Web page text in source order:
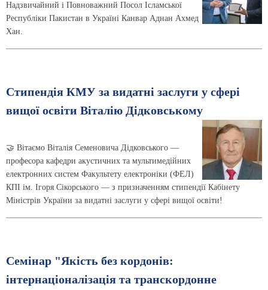
Надзвичайний і Повноважний Посол Ісламської
Республіки Пакистан в Україні Канвар Аднан Ахмед
Хан.
Стипендія КМУ за видатні заслуги у сфері
вищої освіти Віталію Дідковському
🤝 Вітаємо Віталія Семеновича Дідковського —
професора кафедри акустичних та мультимедійних
електронних систем Факультету електроніки (ФЕЛ)
КПІ ім. Ігоря Сікорського — з призначенням стипендії Кабінету
Міністрів України за видатні заслуги у сфері вищої освіти!
Семінар "Якість без кордонів:
інтернаціоналізація та транскордонне